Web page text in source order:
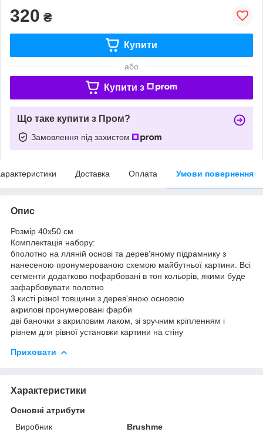
320 ₴
Купити
або
Купити з
Що таке купити з Пром?
Замовлення під захистом
Доставка Оплата Умови повернення
Опис
Розмір 40x50 см
Комплектація набору:
бполотно на лляній основі та дерев'яному підрамнику з
нанесеною пронумерованою схемою майбутньої картини. Всі
сегменти додатково пофарбовані в тон кольорів, якими буде
зафарбовувати полотно
3 кисті різної товщини з дерев'яною основою
акрилові пронумеровані фарби
дві баночки з акриловим лаком, зі зручним кріпленням і
рівнем для рівної установки картини на стіну
Приховати
Характеристики
Основні атрибути
Виробник
Brushme